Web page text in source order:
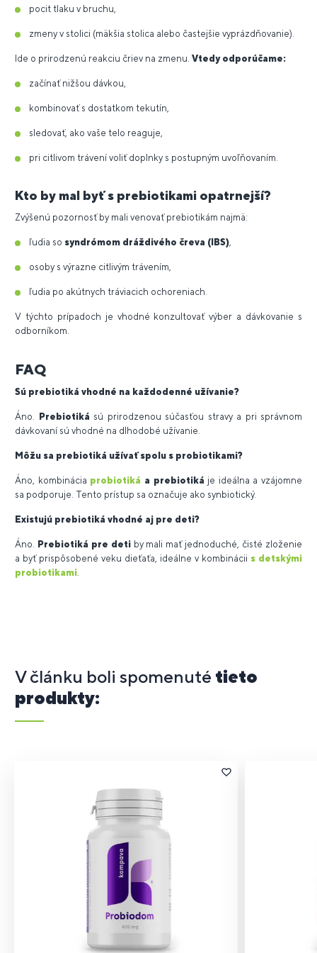
pocit tlaku v bruchu,
zmeny v stolici (mäkšia stolica alebo častejšie vyprázdňovanie).
Ide o prirodzenú reakciu čriev na zmenu. Vtedy odporúčame:
začínať nižšou dávkou,
kombinovať s dostatkom tekutín,
sledovať, ako vaše telo reaguje,
pri citlivom trávení voliť doplnky s postupným uvoľňovaním.
Kto by mal byť s prebiotikami opatrnejší?
Zvýšenú pozornosť by mali venovať prebiotikám najmä:
ľudia so syndrómom dráždivého čreva (IBS),
osoby s výrazne citlivým trávením,
ľudia po akútnych tráviacich ochoreniach.
V týchto prípadoch je vhodné konzultovať výber a dávkovanie s
odborníkom.
FAQ
Sú prebiotiká vhodné na každodenné užívanie?
Áno. Prebiotiká sú prirodzenou súčasťou stravy a pri správnom
dávkovaní sú vhodné na dlhodobé užívanie.
Môžu sa prebiotiká užívať spolu s probiotikami?
Áno, kombinácia probiotiká a prebiotiká je ideálna a vzájomne
sa podporuje. Tento prístup sa označuje ako synbiotický.
Existujú prebiotiká vhodné aj pre deti?
Áno. Prebiotiká pre detiby mali mať jednoduché, čisté zloženie
a byť prispôsobené veku dieťaťa, ideálne v kombinácii s detskými
probiotikami.
V článku boli spomenuté tieto
produkty: